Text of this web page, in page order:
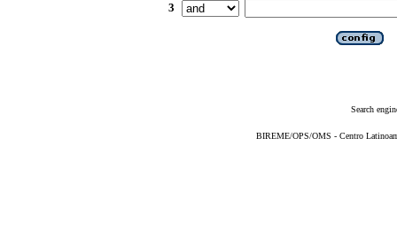
3
Search
BIREME/OPS/OMS - Centro